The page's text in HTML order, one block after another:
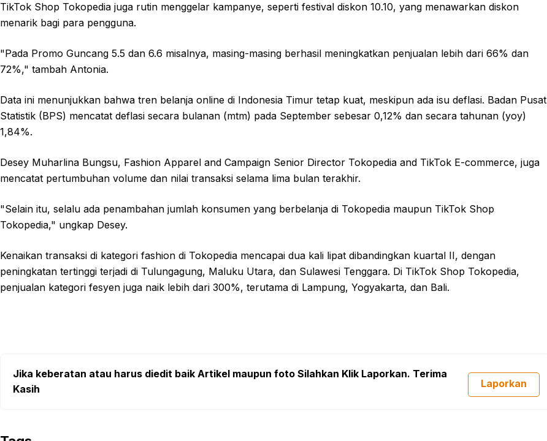
TikTok Shop Tokopedia juga rutin menggelar kampanye, seperti festival diskon 10.10, yang menawarkan diskon
menarik bagi para pengguna.
"Pada Promo Guncang 5.5 dan 6.6 misalnya, masing-masing berhasil meningkatkan penjualan lebih dari 66% dan
72%," tambah Antonia.
Data ini menunjukkan bahwa tren belanja online di Indonesia Timur tetap kuat, meskipun ada isu deflasi. Badan Pusat
Statistik (BPS) mencatat deflasi secara bulanan (mtm) pada September sebesar 0,12% dan secara tahunan (yoy)
1,84%.
Desey Muharlina Bungsu, Fashion Apparel and Campaign Senior Director Tokopedia and TikTok E-commerce, juga
mencatat pertumbuhan volume dan nilai transaksi selama lima bulan terakhir.
"Selain itu, selalu ada penambahan jumlah konsumen yang berbelanja di Tokopedia maupun TikTok Shop
Tokopedia," ungkap Desey.
Kenaikan transaksi di kategori fashion di Tokopedia mencapai dua kali lipat dibandingkan kuartal II, dengan
peningkatan tertinggi terjadi di Tulungagung, Maluku Utara, dan Sulawesi Tenggara. Di TikTok Shop Tokopedia,
penjualan kategori fesyen juga naik lebih dari 300%, terutama di Lampung, Yogyakarta, dan Bali.
Jika keberatan atau harus diedit baik Artikel maupun foto Silahkan Klik Laporkan. Terima
Kasih
Laporkan